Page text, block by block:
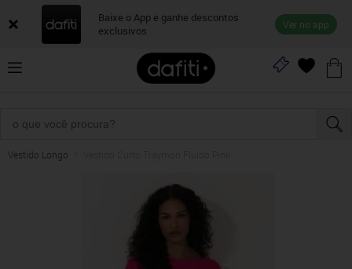
Baixe o App e ganhe descontos
exclusivos
Ver no app
Vestido Longo